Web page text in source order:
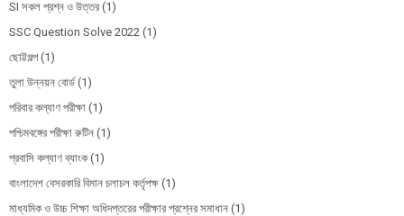
SI সকল প্রশ্ন ও উত্তর (1)
SSC Question Solve 2022 (1)
ছোট্টগল্প (1)
তুলা উন্নয়ন বোর্ড (1)
পরিবার কল্যাণ পরীক্ষা (1)
পশ্চিমবঙ্গের পরীক্ষা রুটিন (1)
প্রবাসি কল্যাণ ব্যাংক (1)
বাংলাদেশ বেসরকারি বিমান চলাচল কর্তৃপক্ষ (1)
মাধ্যমিক ও উচ্চ শিক্ষা অধিদপ্তরের পরীক্ষার প্রশ্নের সমাধান (1)